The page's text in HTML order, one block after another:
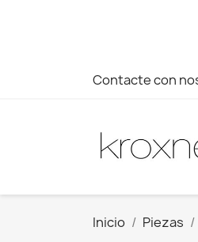
Contacte con
Inicio Piezas